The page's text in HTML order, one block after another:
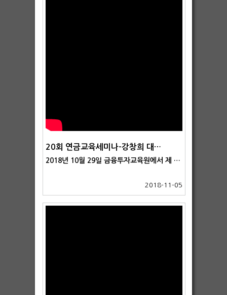
20회 연금교육세미나-강창희 대표 강연
2018년 10월 29일 금융투자교육원에서 제 20회 연금교육세미나가 열렸습니다. 첫번째 발표는 트러스톤 연금포럼 강창희 대표가 맡아주었으며, 강연 제목은 '인생단계별 자산관리 전략'이었습니다.
2018-11-05